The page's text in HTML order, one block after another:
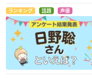
ランキング 話題 声優